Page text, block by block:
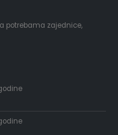
potrebama zajednice,